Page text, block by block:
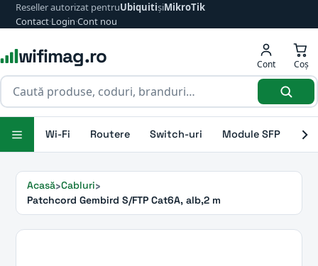
Reseller autorizat pentruUbiquitișiMikroTik
Contact·Login·Cont nou
wifimag.ro Cont Coș
Wi-Fi Routere Switch-uri Module SFP
Acasă Cabluri
Patchcord Gembird S/FTP Cat6A, alb,2 m